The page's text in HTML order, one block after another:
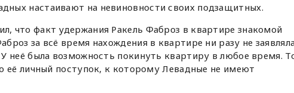
настаивают на невиновности своих подзащитных.
что факт удержания Ракель Фаброз в квартире знакомой
за всё время нахождения в квартире ни разу не
неё была возможность покинуть квартиру в любое время.
её личный поступок, к которому Левадные не имеют